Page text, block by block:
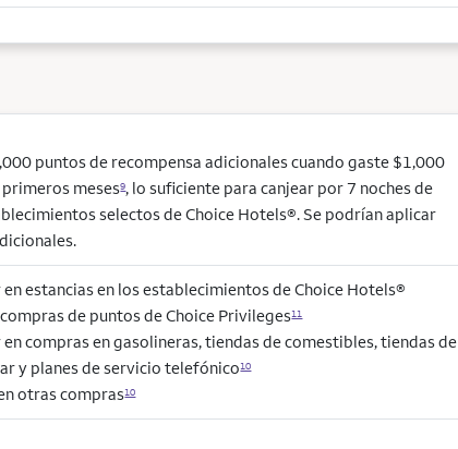
new bonus
puntos de recompensa adicionales cuando gaste $1,000
meses9, lo suficiente para canjear por 7 noches de
selectos de Choice Hotels®. Se podrían aplicar
estancias en los establecimientos de Choice Hotels®
de puntos de Choice Privileges11
compras en gasolineras, tiendas de comestibles, tiendas de
y planes de servicio telefónico10
otras compras10